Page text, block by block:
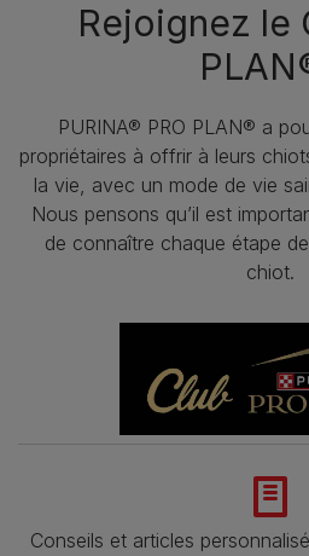
Rejoignez le
PURINA® PRO PLAN® a
propriétaires à offrir à leurs
la vie, avec un mode de vie
Nous pensons qu’il est
de connaître chaque étape
chiot.
Conseils et articles